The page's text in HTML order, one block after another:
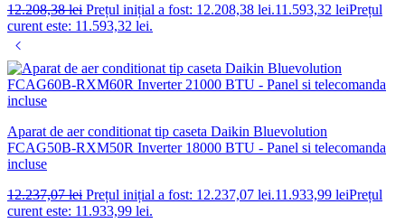
12.208,38lei Prețul inițial a fost: 12.208,38 lei.11.593,32 leiPrețul
curent este: 11.593,32 lei.
Aparat de aer conditionat tip caseta Daikin Bluevolution
FCAG50B-RXM50R Inverter 18000 BTU - Panel si telecomanda
incluse
12.237,07lei Prețul inițial a fost: 12.237,07 lei.11.933,99 leiPrețul
curent este: 11.933,99 lei.